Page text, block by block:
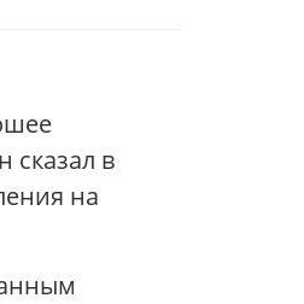
сказал в
на